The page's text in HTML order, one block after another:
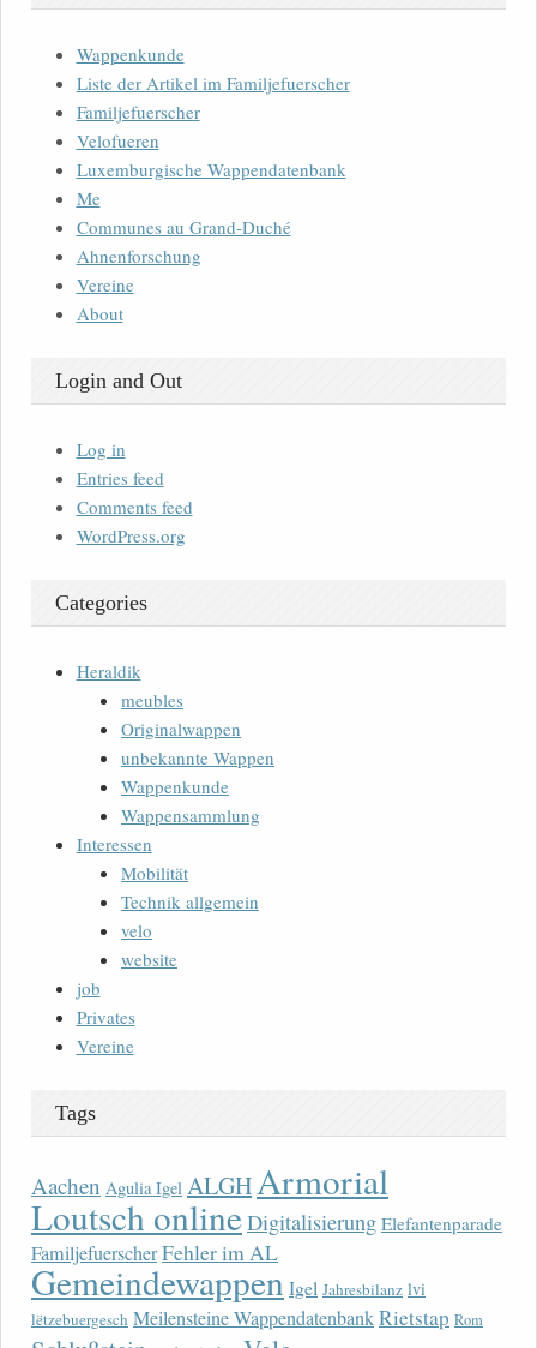
Wappenkunde
Liste der Artikel im Familjefuerscher
Familjefuerscher
Velofueren
Luxemburgische Wappendatenbank
Me
Communes au Grand-Duché
Ahnenforschung
Vereine
About
Login and Out
Log in
Entries feed
Comments feed
WordPress.org
Categories
Heraldik
meubles
Originalwappen
unbekannte Wappen
Wappenkunde
Wappensammlung
Interessen
Mobilität
Technik allgemein
velo
website
job
Privates
Vereine
Tags
Aachen Agulia Igel ALGHArmorial
Loutsch onlineDigitalisierung Elefantenparade
FamiljefuerscherFehler im AL
Gemeindewappen Igel Jahresbilanz lvi
lëtzebuergesch Meilensteine WappendatenbankRietstap Rom